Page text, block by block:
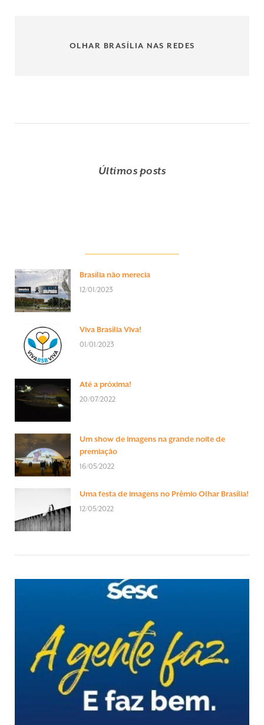
OLHAR BRASÍLIA NAS REDES
Últimos posts
Brasília não merecia
12/01/2023
Viva Brasília Viva!
01/01/2023
Até a próxima!
20/07/2022
Um show de imagens na grande noite de
premiação
16/05/2022
Uma festa de imagens no Prêmio Olhar Brasília!
12/05/2022